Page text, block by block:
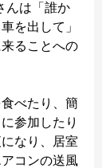
んは「誰か
を出して」
ることへの
べたり、簡
参加したり
なり、居室
コンの送風